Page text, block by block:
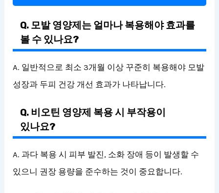
Q. 모발 영양제는 얼마나 복용해야 효과를
볼 수 있나요?
A. 일반적으로 최소 3개월 이상 꾸준히 복용해야 모발
성장과 두피 건강 개선 효과가 나타납니다.
Q. 비오틴 영양제 복용 시 부작용이
있나요?
A. 과다 복용 시 피부 발진, 소화 장애 등이 발생할 수
있으니 권장 용량을 준수하는 것이 중요합니다.